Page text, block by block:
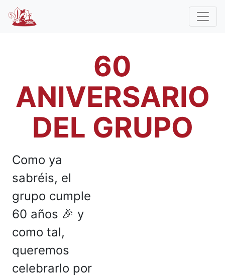
60
ANIVERSARIO
DEL GRUPO
Como ya
sabréis, el
grupo cumple
60 años 🎉 y
como tal,
queremos
celebrarlo por